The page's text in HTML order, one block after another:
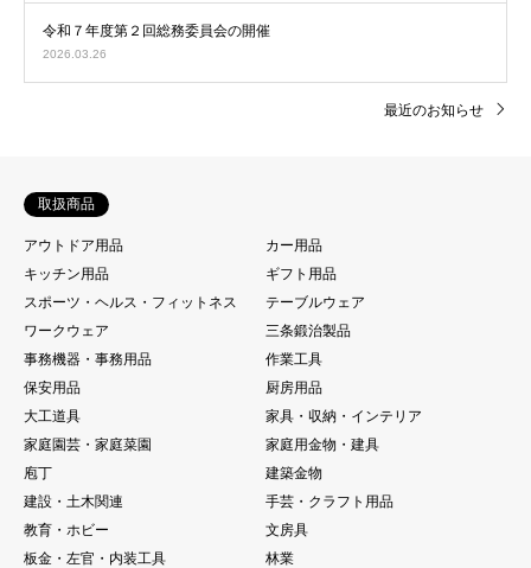
令和７年度第２回総務委員会の開催
2026.03.26
最近のお知らせ
取扱商品
アウトドア用品
カー用品
キッチン用品
ギフト用品
スポーツ・ヘルス・フィットネス
テーブルウェア
ワークウェア
三条鍛治製品
事務機器・事務用品
作業工具
保安用品
厨房用品
大工道具
家具・収納・インテリア
家庭園芸・家庭菜園
家庭用金物・建具
庖丁
建築金物
建設・土木関連
手芸・クラフト用品
教育・ホビー
文房具
板金・左官・内装工具
林業